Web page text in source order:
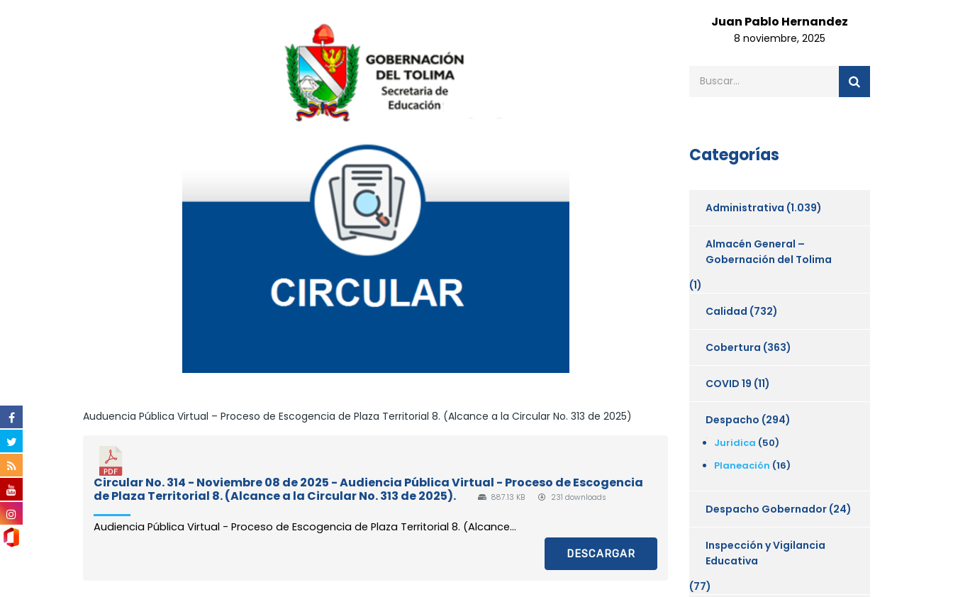
Auduencia Pública Virtual – Proceso de Escogencia de Plaza Territorial 8. (Alcance a la Circular No. 313 de 2025)
Circular No. 314 - Noviembre 08 de 2025 - Audiencia Pública Virtual - Proceso de Escogencia
de Plaza Territorial 8. (Alcance a la Circular No. 313 de 2025).
887.13 KB 231 downloads
Audiencia Pública Virtual - Proceso de Escogencia de Plaza Territorial 8. (Alcance...
DESCARGAR
Juan Pablo Hernandez
8 noviembre, 2025
Categorías
Administrativa (1.039)
Almacén General –
Gobernación del Tolima
(1)
Calidad (732)
Cobertura (363)
COVID 19 (11)
Despacho (294)
Juridica (50)
Planeación (16)
Despacho Gobernador (24)
Inspección y Vigilancia
Educativa
(77)